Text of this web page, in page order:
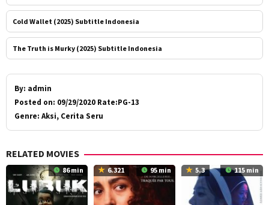
Cold Wallet (2025) Subtitle Indonesia
The Truth is Murky (2025) Subtitle Indonesia
By: admin
Posted on: 09/29/2020 Rate:PG-13
Genre: Aksi, Cerita Seru
RELATED MOVIES
86 min 6.321 95 min 5.3 115 min